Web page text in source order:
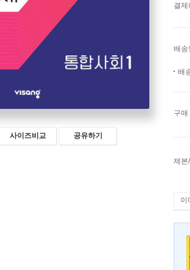
사이즈비교 공유하기
결제
배송
배
구매
제본
이